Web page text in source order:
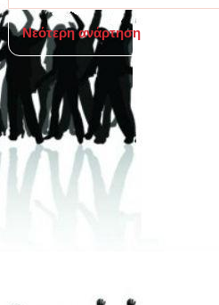
Νεότερη ανάρτηση